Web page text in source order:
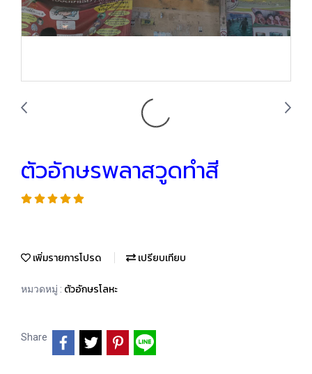
ตัวอักษรพลาสวูดทำสี
เพิ่มรายการโปรด เปรียบเทียบ
หมวดหมู่ : ตัวอักษรโลหะ
Share